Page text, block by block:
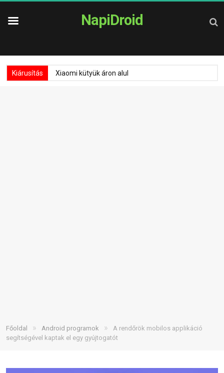
NapiDroid
Kiárusítás Xiaomi kütyük áron alul
Főoldal » Android programok »
A rendőrök mobilos applikáció
segítségével kaptak el egy gyújtogatót